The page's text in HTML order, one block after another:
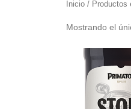
Inicio / Productos
Mostrando el